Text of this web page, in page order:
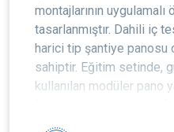
montajlarının
tasarlanmıştır. Dahili iç
harici tip şantiye panosu
sahiptir. Eğitim setinde,
kullanılan modüler pano
sağlanmıştır.